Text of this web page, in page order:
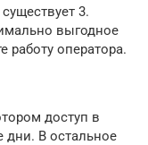
3.
выгодное
работу оператора.
доступ в
дни. В остальное